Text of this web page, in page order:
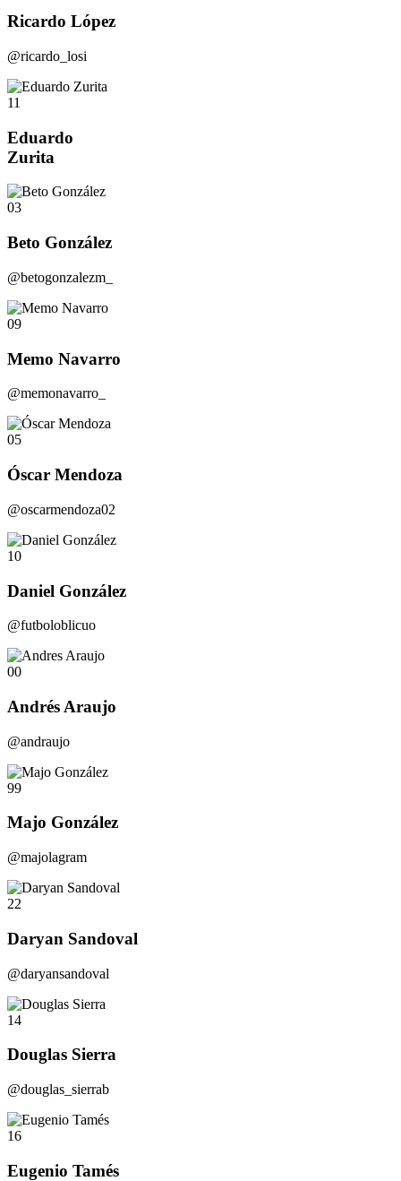
Ricardo López
@ricardo_losi
11
Eduardo
Zurita
03
Beto González
@betogonzalezm_
09
Memo Navarro
@memonavarro_
05
Óscar Mendoza
@oscarmendoza02
10
Daniel González
@futboloblicuo
00
Andrés Araujo
@andraujo
99
Majo González
@majolagram
22
Daryan Sandoval
@daryansandoval
14
Douglas Sierra
@douglas_sierrab
16
Eugenio Tamés